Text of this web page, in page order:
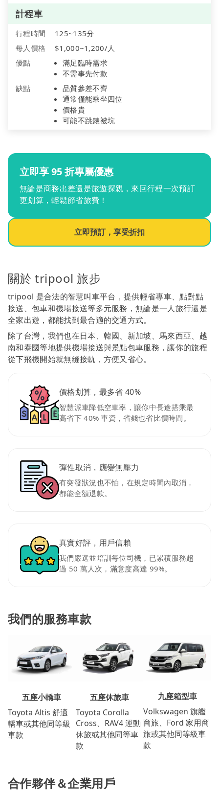
計程車
行程時間
125~135分
每人價格
$1,000~1,200/人
優點
滿足臨時需求
不需事先付款
缺點
品質參差不齊
通常僅能乘坐四位
價格貴
可能不跳錶被坑
立即享 95 折專屬優惠
無論是商務出差還是旅遊探親，來回行程一次預訂
更划算，輕鬆節省旅費！
立即預訂，享受折扣
關於 tripool 旅步
tripool 是合法的智慧叫車平台，提供輕省專車、點對點
接送、包車和機場接送等多元服務，無論是一人旅行還是
全家出遊，都能找到最合適的交通方式。
除了台灣，我們也在日本、韓國、新加坡、馬來西亞、越
南和泰國等地提供機場接送與景點包車服務，讓你的旅程
從下飛機開始就無縫接軌，方便又省心。
價格划算，最多省 40%
智慧派車降低空車率，讓你中長途搭乘最
高省下 40% 車資，省錢也省比價時間。
彈性取消，應變無壓力
有突發狀況也不怕，在規定時間內取消，
都能全額退款。
真實好評，用戶信賴
我們嚴選並培訓每位司機，已累積服務超
過 50 萬人次，滿意度高達 99%。
我們的服務車款
五座小轎車
Toyota Altis 舒適
轎車或其他同等級
車款
五座休旅車
Toyota Corolla
Cross、RAV4 運動
休旅或其他同等車
款
九座箱型車
Volkswagen 旗艦
商旅、Ford 家用商
旅或其他同等級車
款
合作夥伴＆企業用戶